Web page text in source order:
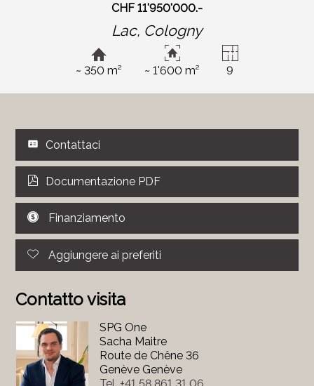
CHF 11'950'000.-
Lac, Cologny
~ 350 m² ~ 1'600 m² 9
Contattaci
Documentazione PDF
Finanziamento
Aggiungere ai preferiti
Contatto visita
SPG One
Sacha Maitre
Route de Chêne 36
Genève Genève